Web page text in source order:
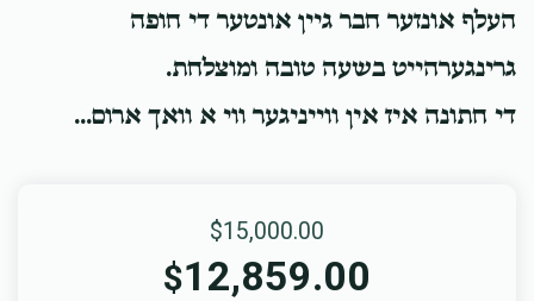
העלף אונזער חבר גיין אונטער די חופה
גרינגערהייט בשעה טובה ומוצלחת.
די חתונה איז אין ווייניגער ווי א וואך ארום...
$15,000.00
$12,859.00